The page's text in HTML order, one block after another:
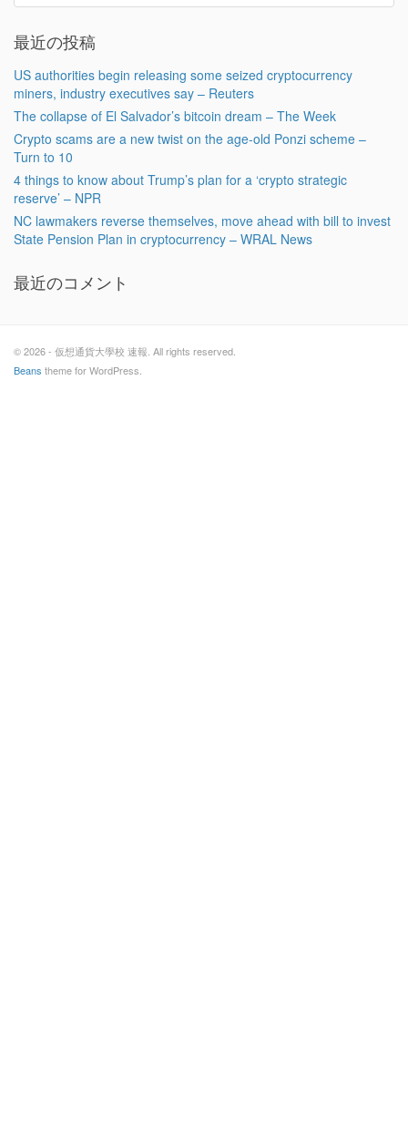
最近の投稿
US authorities begin releasing some seized cryptocurrency
miners, industry executives say – Reuters
The collapse of El Salvador’s bitcoin dream – The Week
Crypto scams are a new twist on the age-old Ponzi scheme –
Turn to 10
4 things to know about Trump’s plan for a ‘crypto strategic
reserve’ – NPR
NC lawmakers reverse themselves, move ahead with bill to invest
State Pension Plan in cryptocurrency – WRAL News
最近のコメント
© 2026 - 仮想通貨大學校 速報. All rights reserved.
Beans theme for WordPress.